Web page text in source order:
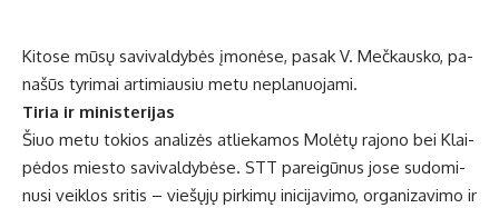
Ki­to­se mū­sų sa­vi­val­dy­bės įmo­nė­se, pa­sak V. Meč­kaus­ko, pa­
na­šūs ty­ri­mai ar­ti­miau­siu me­tu ne­pla­nuo­ja­mi.
Ti­ria ir mi­nis­te­ri­jas
Šiuo me­tu to­kios ana­li­zės at­lie­ka­mos Mo­lė­tų ra­jo­no bei Klai­
pė­dos mies­to sa­vi­val­dy­bė­se. STT pa­rei­gū­nus jo­se su­do­mi­
nu­si veik­los sri­tis – vie­šų­jų pir­ki­mų ini­ci­ja­vi­mo, or­ga­ni­za­vi­mo ir